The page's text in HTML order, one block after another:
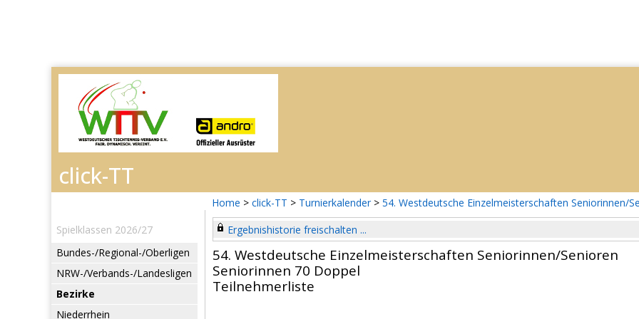
Home > click-TT > Turnierkalender > 54. Westdeutsche Einzelmeisterschaften Seniorinnen/
Spielklassen 2026/27
Bundes-/Regional-/Oberligen
NRW-/Verbands-/Landesligen
Bezirke
Niederrhein
Ergebnishistorie freischalten ...
54. Westdeutsche Einzelmeisterschaften Seniorinnen/Senioren
Seniorinnen 70 Doppel
Teilnehmerliste